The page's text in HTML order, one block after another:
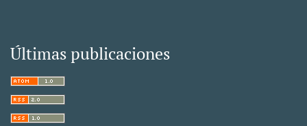
Últimas publicaciones